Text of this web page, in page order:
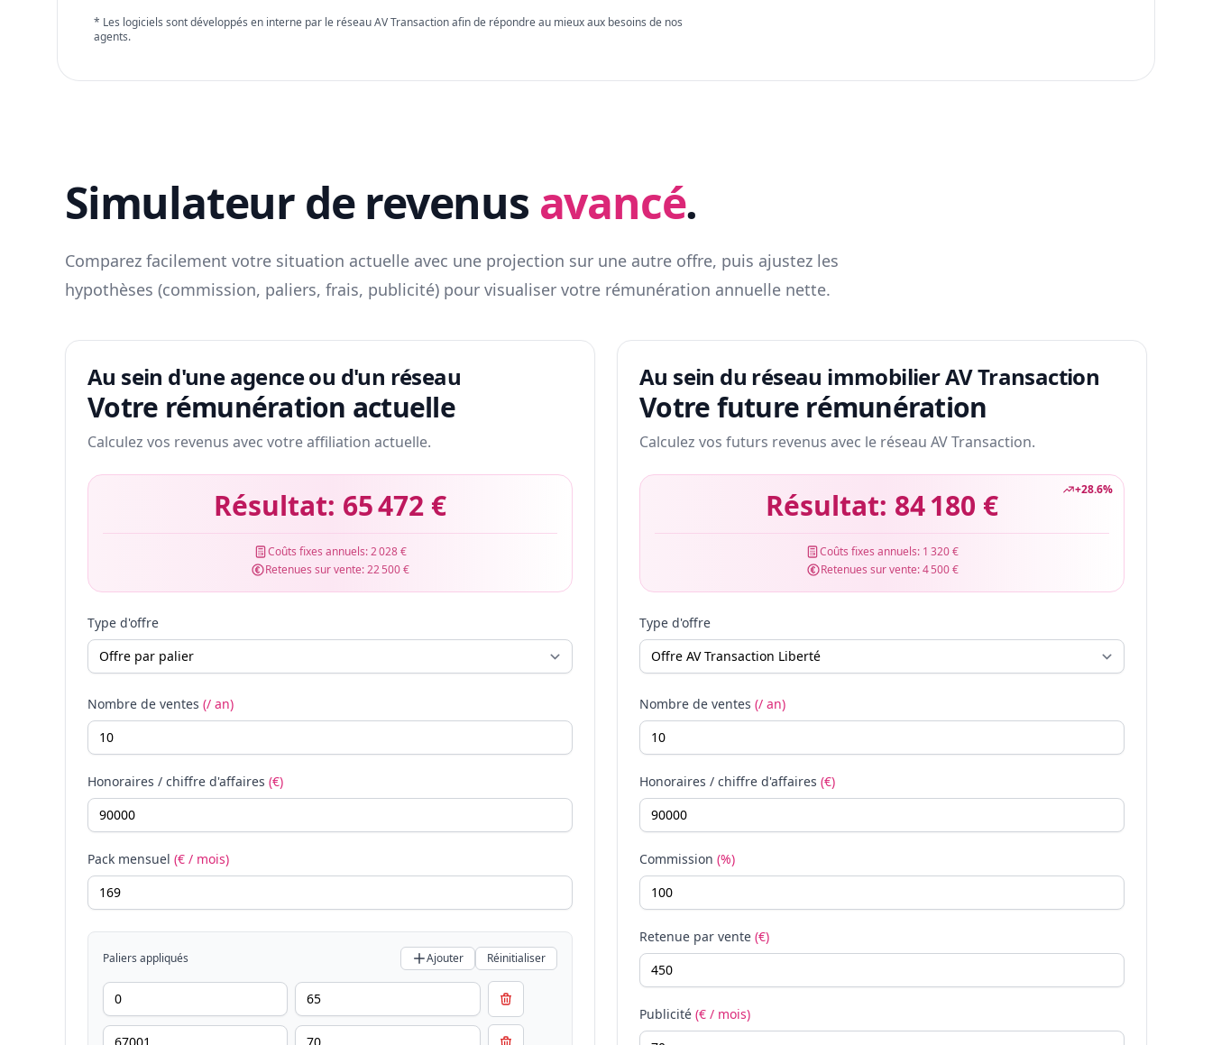
* Les logiciels sont développés en interne par le réseau AV Transaction afin de répondre au mieux aux besoins de nos
agents.
Simulateur de revenus avancé.
Comparez facilement votre situation actuelle avec une projection sur une autre offre, puis ajustez les
hypothèses (commission, paliers, frais, publicité) pour visualiser votre rémunération annuelle nette.
Au sein d'une agence ou d'un réseau
Votre rémunération actuelle
Calculez vos revenus avec votre affiliation actuelle.
Résultat: 65 472 €
Coûts fixes annuels:2 028 €
Retenues sur vente:22 500 €
Type d'offre
Nombre de ventes (/ an)
Honoraires / chiffre d'affaires (€)
Pack mensuel (€ / mois)
Paliers appliqués Ajouter Réinitialiser
Au sein du réseau immobilier AV Transaction
Votre future rémunération
Calculez vos futurs revenus avec le réseau AV Transaction.
+28.6%
Résultat: 84 180 €
Coûts fixes annuels: 1 320 €
Retenues sur vente:4 500 €
Type d'offre
Nombre de ventes (/ an)
Honoraires / chiffre d'affaires (€)
Commission (%)
Retenue par vente (€)
Publicité (€ / mois)